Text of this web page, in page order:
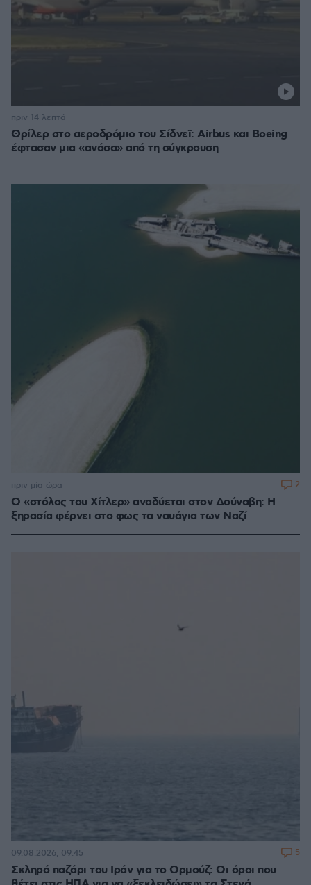
Θρίλερ στο αεροδρόμιο του Σίδνεϊ: Airbus και Boeing
έφτασαν μια «ανάσα» από τη σύγκρουση
πριν 14 λεπτά
Ο «στόλος του Χίτλερ» αναδύεται στον Δούναβη: Η
ξηρασία φέρνει στο φως τα ναυάγια των Ναζί
πριν μία ώρα 2
Σκληρό παζάρι του Ιράν για το Ορμούζ: Οι όροι που
09.08.2026, 09:45 5